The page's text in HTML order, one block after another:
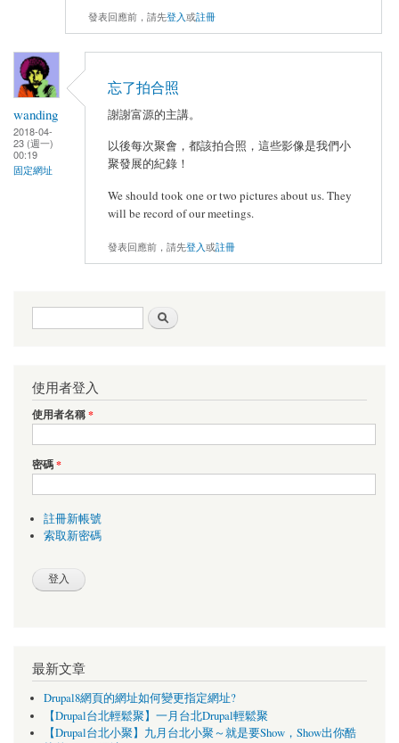
發表回應前，請先登入或註冊
wanding
2018-04-
23 (週一)
00:19
固定網址
忘了拍合照
謝謝富源的主講。
以後每次聚會，都該拍合照，這些影像是我們小
聚發展的紀錄！
We should took one or two pictures about us. They
will be record of our meetings.
發表回應前，請先登入或註冊
搜尋表單
使用者登入
使用者名稱*
密碼*
註冊新帳號
索取新密碼
最新文章
Drupal8網頁的網址如何變更指定網址?
【Drupal台北輕鬆聚】一月台北Drupal輕鬆聚
【Drupal台北小聚】九月台北小聚～就是要Show，Show出你酷